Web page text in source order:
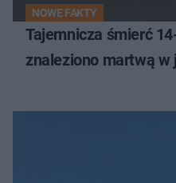
NOWE FAKTY
Tajemnicza śmierć
znaleziono martwą w